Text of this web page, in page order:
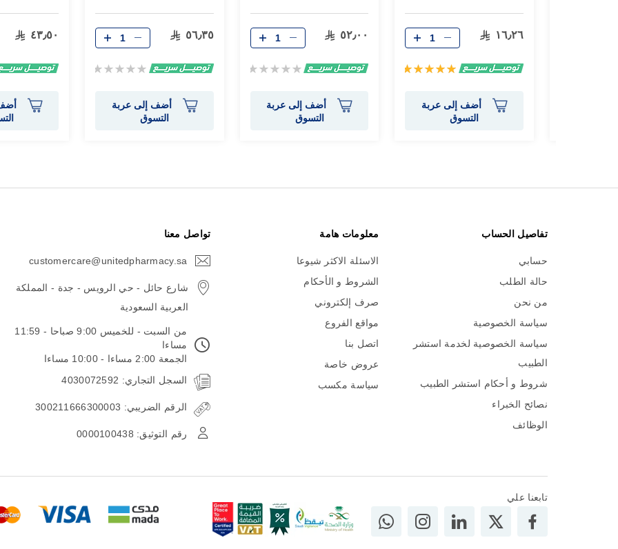
١٦٫٢٦
تقييم:
أضف إلى عربة
التسوق
٥٢٫٠٠
Rating:
أضف إلى عربة
التسوق
٥٦٫٣٥
Rating:
أضف إلى عربة
التسوق
٤٣٫٥٠
تفاصيل الحساب
حسابي
حالة الطلب
من نحن
سياسة الخصوصية
سياسة الخصوصية لخدمة استشر
الطبيب
شروط و أحكام استشر الطبيب
نصائح الخبراء
الوظائف
معلومات هامة
الاسئلة الاكثر شيوعا
الشروط و الأحكام
صرف إلكتروني
مواقع الفروع
اتصل بنا
عروض خاصة
سياسة مكسب
تواصل معنا
customercare@unitedpharmacy.sa
شارع حائل - حي الرويس - جدة - المملكة
العربية السعودية
من السبت - للخميس 9:00 صباحا - 11:59
مساءا
الجمعة 2:00 مساءا - 10:00 مساءا
السجل التجاري: 4030072592
الرقم الضريبي: 300211666300003
رقم التوثيق: 0000100438
تابعنا علي